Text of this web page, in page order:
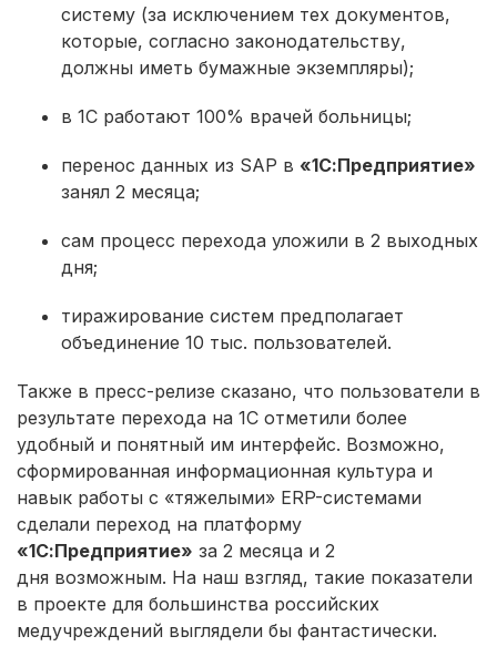
систему (за исключением тех документов,
которые, согласно законодательству,
должны иметь бумажные экземпляры);
в 1С работают 100% врачей больницы;
перенос данных из SAP в «1С:Предприятие»
занял 2 месяца;
сам процесс перехода уложили в 2 выходных
дня;
тиражирование систем предполагает
объединение 10 тыс. пользователей.
Также в пресс-релизе сказано, что пользователи в
результате перехода на 1С отметили более
удобный и понятный им интерфейс. Возможно,
сформированная информационная культура и
навык работы с «тяжелыми» ERP-системами
сделали переход на платформу
«1С:Предприятие» за 2 месяца и 2
дня возможным. На наш взгляд, такие показатели
в проекте для большинства российских
медучреждений выглядели бы фантастически.